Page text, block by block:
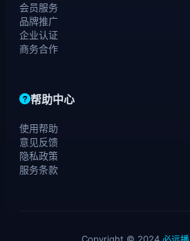
会员服务
品牌推广
企业认证
商务合作
帮助中心
使用帮助
意见反馈
隐私政策
服务条款